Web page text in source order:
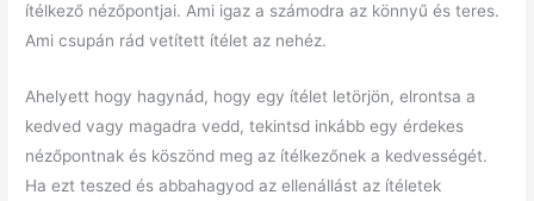
ítélkező nézőpontjai. Ami igaz a számodra az könnyű és teres.
Ami csupán rád vetített ítélet az nehéz.
Ahelyett hogy hagynád, hogy egy ítélet letörjön, elrontsa a
kedved vagy magadra vedd, tekintsd inkább egy érdekes
nézőpontnak és köszönd meg az ítélkezőnek a kedvességét.
Ha ezt teszed és abbahagyod az ellenállást az ítéletek